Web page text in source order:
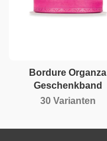
Bordure Organza
Geschenkband
30 Varianten